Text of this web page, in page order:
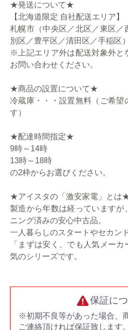
★発送について★
【北海道限定 自社配送エリア】
札幌市（中央区／北区／東区／
別区／豊平区／清田区／手稲区）
※上記エリア外は配送対象外と
お問い合わせください。
★商品の設置について★
冷蔵庫・・・設置無料（ご希望
す）
★配達時間指定★
9時～14時
13時～18時
の2枠からお選びください。
★アイスタの「激安家電」とは
製造から年数は経っていますが
ニング済みの安心中古品。
一人暮らしのスタートやセカン
「まずは安く、でも人気メー
気のシリーズです。
保証に
※初期不良等があった場合、
ご連絡頂ければ保証致します